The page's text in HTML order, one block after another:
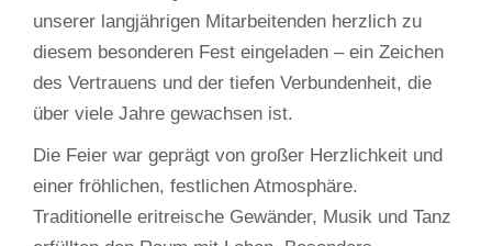
unserer langjährigen Mitarbeitenden herzlich zu
diesem besonderen Fest eingeladen – ein Zeichen
des Vertrauens und der tiefen Verbundenheit, die
über viele Jahre gewachsen ist.
Die Feier war geprägt von großer Herzlichkeit und
einer fröhlichen, festlichen Atmosphäre.
Traditionelle eritreische Gewänder, Musik und Tanz